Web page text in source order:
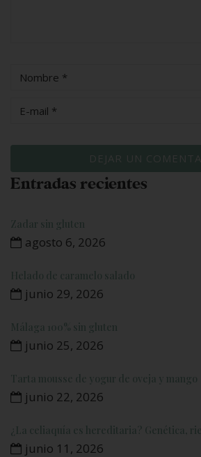
Entradas recientes
Zadar sin gluten
agosto 6, 2026
Helado de caramelo salado
junio 29, 2026
Málaga 100% sin gluten
junio 25, 2026
Tarta mousse de yogur de oveja y mango
junio 22, 2026
¿La celiaquía es hereditaria? Genética,
junio 11, 2026